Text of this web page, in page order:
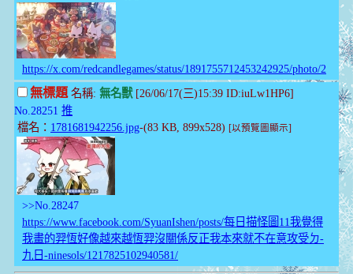
https://x.com/redcandlegames/status/1891755712453242925/photo/2
無標題名稱: 無名獸[26/06/17(三)15:39 ID:iuLw1HP6]
No.28251 推
檔名： 1781681942256.jpg-(83 KB, 899x528) [以預覽圖顯示]
>>No.28247
https://www.facebook.com/SyuanIshen/posts/每日描怪圖11我覺得
我畫的羿恆好像越來越恆羿沒關係反正我本來就不在意攻受ㄉ-
九日-ninesols/1217825102940581/